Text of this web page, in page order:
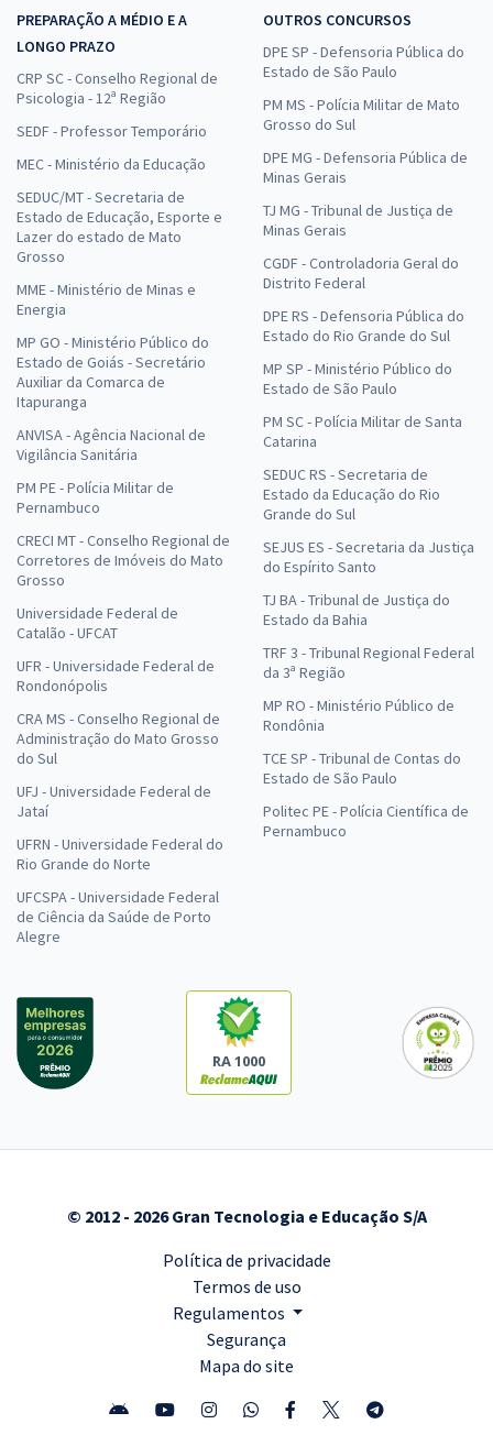
PREPARAÇÃO A MÉDIO E A
LONGO PRAZO
CRP SC - Conselho Regional de
Psicologia - 12ª Região
SEDF - Professor Temporário
MEC - Ministério da Educação
SEDUC/MT - Secretaria de
Estado de Educação, Esporte e
Lazer do estado de Mato
Grosso
MME - Ministério de Minas e
Energia
MP GO - Ministério Público do
Estado de Goiás - Secretário
Auxiliar da Comarca de
Itapuranga
ANVISA - Agência Nacional de
Vigilância Sanitária
PM PE - Polícia Militar de
Pernambuco
CRECI MT - Conselho Regional de
Corretores de Imóveis do Mato
Grosso
Universidade Federal de
Catalão - UFCAT
UFR - Universidade Federal de
Rondonópolis
CRA MS - Conselho Regional de
Administração do Mato Grosso
do Sul
UFJ - Universidade Federal de
Jataí
UFRN - Universidade Federal do
Rio Grande do Norte
UFCSPA - Universidade Federal
de Ciência da Saúde de Porto
Alegre
OUTROS CONCURSOS
DPE SP - Defensoria Pública do
Estado de São Paulo
PM MS - Polícia Militar de Mato
Grosso do Sul
DPE MG - Defensoria Pública de
Minas Gerais
TJ MG - Tribunal de Justiça de
Minas Gerais
CGDF - Controladoria Geral do
Distrito Federal
DPE RS - Defensoria Pública do
Estado do Rio Grande do Sul
MP SP - Ministério Público do
Estado de São Paulo
PM SC - Polícia Militar de Santa
Catarina
SEDUC RS - Secretaria de
Estado da Educação do Rio
Grande do Sul
SEJUS ES - Secretaria da Justiça
do Espírito Santo
TJ BA - Tribunal de Justiça do
Estado da Bahia
TRF 3 - Tribunal Regional Federal
da 3ª Região
MP RO - Ministério Público de
Rondônia
TCE SP - Tribunal de Contas do
Estado de São Paulo
Politec PE - Polícia Científica de
Pernambuco
RA 1000
© 2012 - 2026 Gran Tecnologia e Educação S/A
Política de privacidade
Termos de uso
Regulamentos
Segurança
Mapa do site